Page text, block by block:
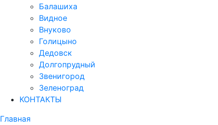
Балашиха
Видное
Внуково
Голицыно
Дедовск
Долгопрудный
Звенигород
Зеленоград
КОНТАКТЫ
Главная